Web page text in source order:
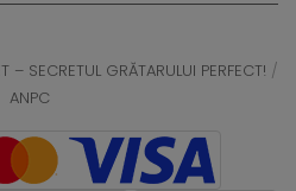
– SECRETUL GRĂTARULUI PERFECT! /
ANPC